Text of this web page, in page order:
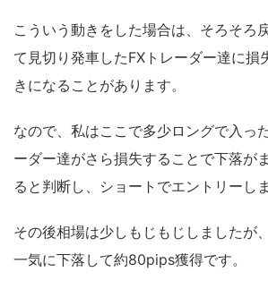
こういう動きをした場合は、そろそろ
て見切り発車したFXトレーダー達に損
きになることがあります。
なので、私はここで多少ロングで入っ
ーダー達がさら損失することで下落が
ると判断し、ショートでエントリーしま
その後相場は少しもじもじしましたが
一気に下落して約80pips獲得です。